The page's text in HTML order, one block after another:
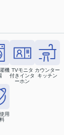
機 TVモニタ
付きインタ
ーホン
カウンター
キッチン
用